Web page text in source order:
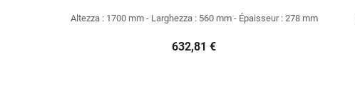
Altezza : 1700 mm - Larghezza : 560 mm - Épaisseur : 278 mm
632,81 €